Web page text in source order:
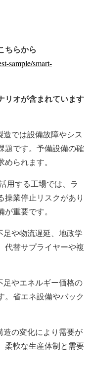
ちらから
sample/smart-
リオが含まれています
造では設備故障やシス
題です。予備設備の確
られます。
用する工場では、ラ
操業停止リスクがあり
重要です。
足や物流遅延、地政学
代替サプライヤーや複
足やエネルギー価格の
。省エネ設備やバック
造の変化により需要が
柔軟な生産体制と需要